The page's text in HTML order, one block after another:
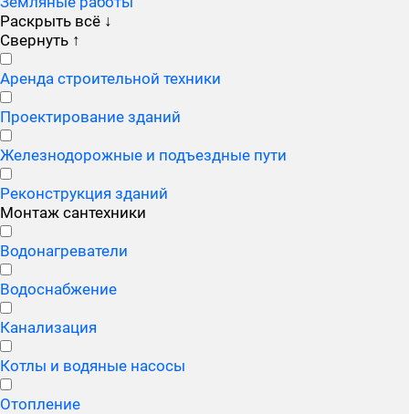
Раскрыть всё ↓
Свернуть ↑
Аренда строительной техники
Проектирование зданий
Железнодорожные и подъездные пути
Реконструкция зданий
Монтаж сантехники
Водонагреватели
Водоснабжение
Канализация
Котлы и водяные насосы
Отопление